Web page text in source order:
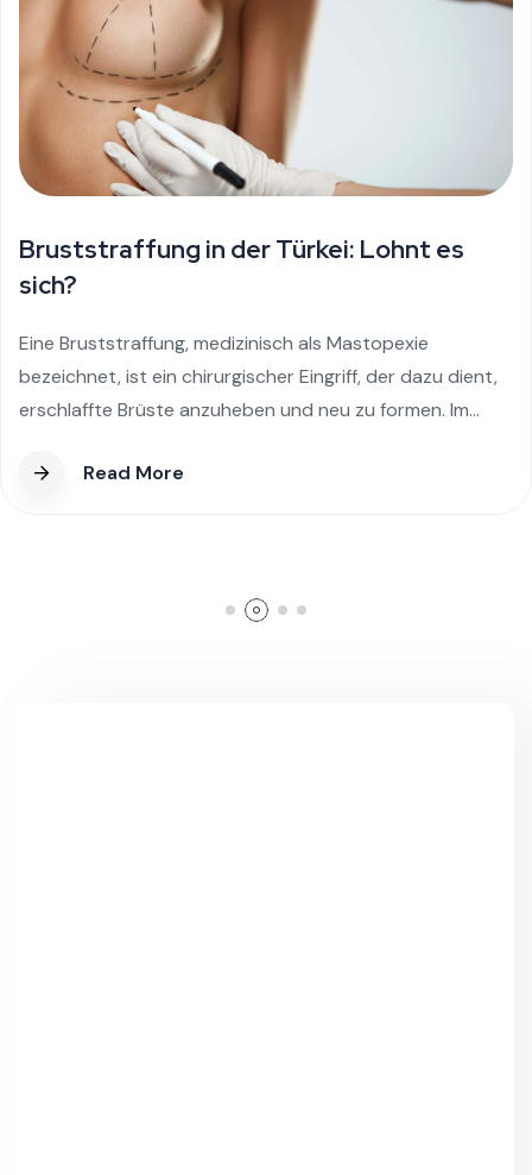
Warum Menschen sich für
Zahnimplantate in der Türkei entscheiden
In den letzten Jahren gehören Zahnimplantate in der
Türkei zu den gefragtesten Behandlungen im
internationalen Gesundheitstourismus. Patienten aus